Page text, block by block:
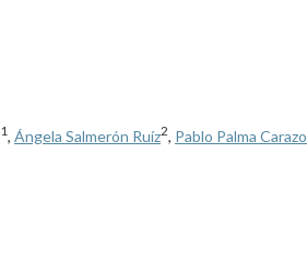
1, Ángela Salmerón Ruíz2, Pablo Palma Carazo